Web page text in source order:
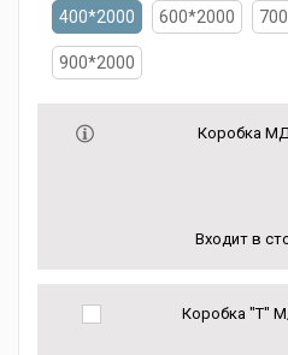
400*2000 600*2000
900*2000
Коробка
Входит в
Коробка "Т"